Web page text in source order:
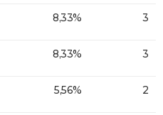
8,33% 3
8,33% 3
5,56% 2